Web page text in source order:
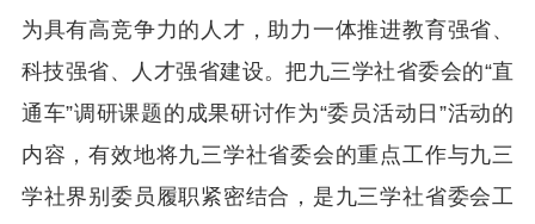
为具有高竞争力的人才，助力一体推进教育强省、
科技强省、人才强省建设。把九三学社省委会的“直
通车”调研课题的成果研讨作为“委员活动日”活动的
内容，有效地将九三学社省委会的重点工作与九三
学社界别委员履职紧密结合，是九三学社省委会工